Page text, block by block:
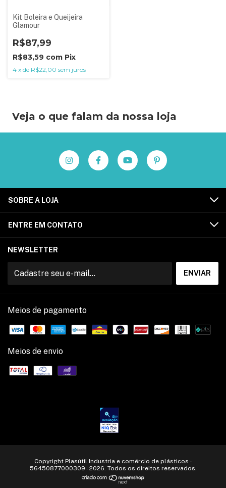
Kit Boleira e Queijeira
Glamour
R$87,99
R$83,59 com Pix
4 x de R$22,00 sem juros
Veja o que falam da nossa loja
SOBRE A LOJA
ENTRE EM CONTATO
NEWSLETTER
Meios de pagamento
Meios de envio
Copyright Plasútil Industria e comércio de plásticos -
56450877000309 - 2026. Todos os direitos reservados.